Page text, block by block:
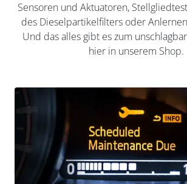
Sensoren und Aktuatoren,
des Dieselpartikelfilters oder
Und das alles gibt es zum
hier in unserem Shop.